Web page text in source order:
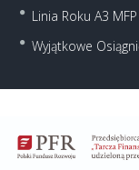
Linia Roku A3 MFP
Wyjątkowe